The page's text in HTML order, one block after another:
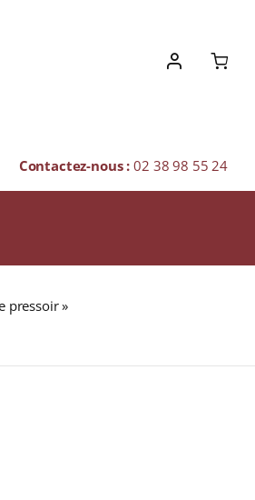
Contactez-nous :02 38 98 55 24
pressoir»